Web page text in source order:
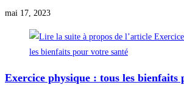
mai 17, 2023
Exercice physique : tous les bienfaits